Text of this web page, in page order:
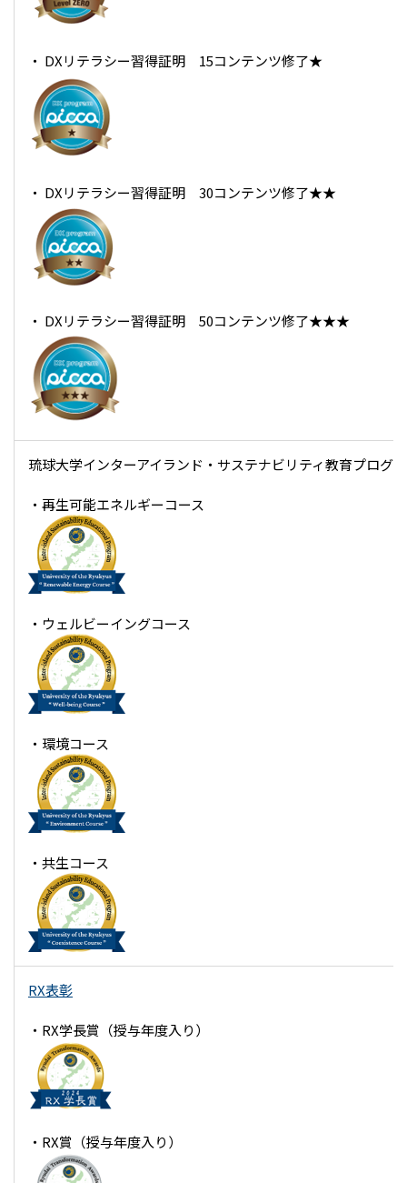
・ DXリテラシー習得証明 15コンテンツ修了★
・ DXリテラシー習得証明 30コンテンツ修了★★
・ DXリテラシー習得証明 50コンテンツ修了★★★
琉球大学インターアイランド・サステナビリティ教育プログ
・再生可能エネルギーコース
・ウェルビーイングコース
・環境コース
・共生コース
RX表彰
・RX学長賞（授与年度入り）
・RX賞（授与年度入り）